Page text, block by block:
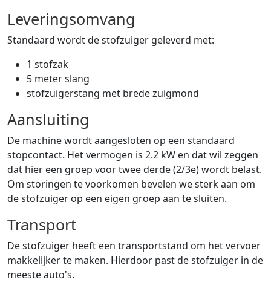
Leveringsomvang
Standaard wordt de stofzuiger geleverd met:
1 stofzak
5 meter slang
stofzuigerstang met brede zuigmond
Aansluiting
De machine wordt aangesloten op een standaard
stopcontact. Het vermogen is 2.2 kW en dat wil zeggen
dat hier een groep voor twee derde (2/3e) wordt belast.
Om storingen te voorkomen bevelen we sterk aan om
de stofzuiger op een eigen groep aan te sluiten.
Transport
De stofzuiger heeft een transportstand om het vervoer
makkelijker te maken. Hierdoor past de stofzuiger in de
meeste auto's.